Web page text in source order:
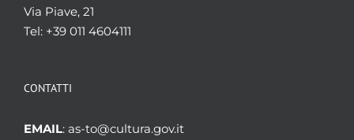
Via Piave, 21
Tel: +39 011 4604111
CONTATTI
EMAIL: as-to@cultura.gov.it